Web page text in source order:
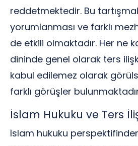
reddetmektedir. Bu
yorumlanması ve farklı
de etkili olmaktadır. Her ne
dininde genel olarak ters
kabul edilemez olarak
farklı görüşler
İslam Hukuku ve Ters
İslam hukuku